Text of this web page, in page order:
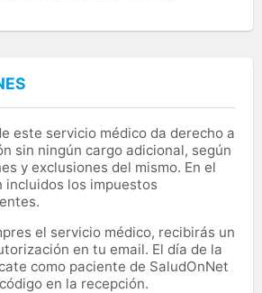
este servicio médico da derecho a
sin ningún cargo adicional, según
y exclusiones del mismo. En el
incluidos los impuestos
el servicio médico, recibirás un
en tu email. El día de la
como paciente de SaludOnNet
en la recepción.